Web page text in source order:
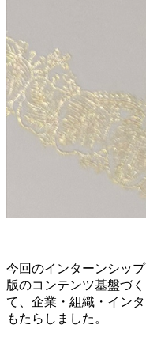
今回のインターンシッ
版のコンテンツ基盤づ
て、企業・組織・イン
もたらしました。